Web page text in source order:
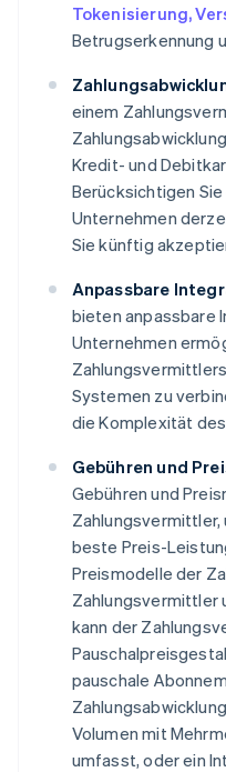
Tokenisierung,
Betrugserkennung
einem
Kredit- und
Berücksichtigen
Unternehmen
Sie künftig
Anpassbare
bieten anpassbare
Unternehmen
Systemen zu
die Komplexität
Gebühren und
Gebühren und
Zahlungsvermittler,
beste Preis-
Preismodelle der
Zahlungsvermittler
kann der
pauschale
Volumen mit
umfasst, oder ein